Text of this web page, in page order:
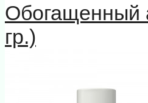
Обогащенный
гр.)